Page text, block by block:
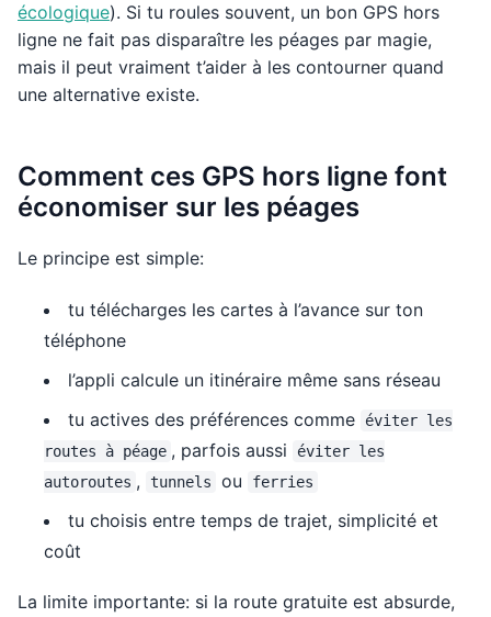
écologique). Si tu roules souvent, un bon GPS hors
ligne ne fait pas disparaître les péages par magie,
mais il peut vraiment t’aider à les contourner quand
une alternative existe.
Comment ces GPS hors ligne font
économiser sur les péages
Le principe est simple:
tu télécharges les cartes à l’avance sur ton
téléphone
l’appli calcule un itinéraire même sans réseau
tu actives des préférences comme
éviter les
routes à péage , parfois aussi
éviter les
autoroutes , tunnels ou ferries
tu choisis entre temps de trajet, simplicité et
coût
La limite importante: si la route gratuite est absurde,